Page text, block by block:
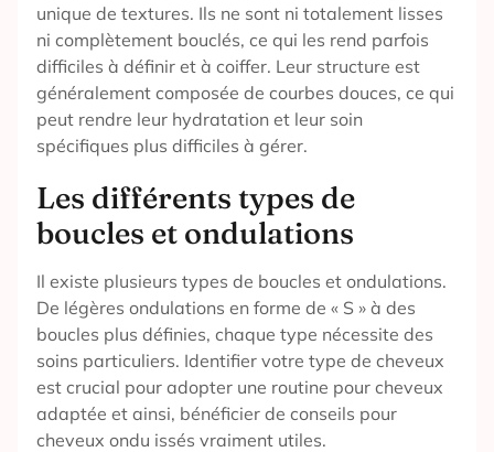
unique de textures. Ils ne sont ni totalement lisses
ni complètement bouclés, ce qui les rend parfois
difficiles à définir et à coiffer. Leur structure est
généralement composée de courbes douces, ce qui
peut rendre leur hydratation et leur soin
spécifiques plus difficiles à gérer.
Les différents types de
boucles et ondulations
Il existe plusieurs types de boucles et ondulations.
De légères ondulations en forme de « S » à des
boucles plus définies, chaque type nécessite des
soins particuliers. Identifier votre type de cheveux
est crucial pour adopter une routine pour cheveux
adaptée et ainsi, bénéficier de conseils pour
cheveux ondu issés vraiment utiles.